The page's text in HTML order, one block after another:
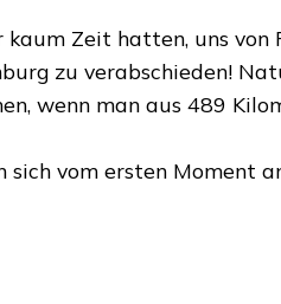
kaum Zeit hatten, uns von
zu verabschieden!
wenn man aus 489
sich vom ersten Moment